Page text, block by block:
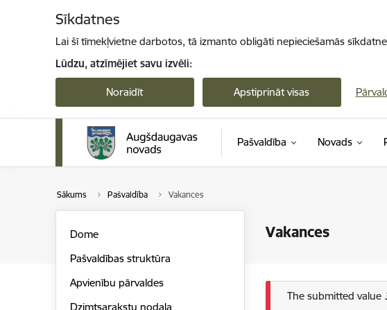
Sīkdatnes
Lai šī tīmekļvietne darbotos, tā izmanto obligāti nepieciešamās
Lūdzu, atzīmējiet savu izvēli:
Noraidīt Apstiprināt visas
Pašvaldība Novads
Sākums Pašvaldība Vakances
Vakances
Dome
Pašvaldības struktūra
Apvienību pārvaldes
Dzimtsarakstu nodaļa
Kļūdas
The submitted value